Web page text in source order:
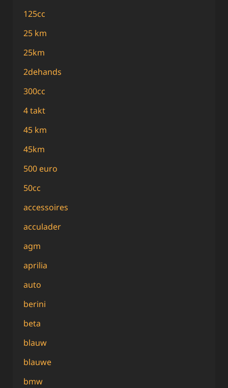
125cc
25 km
25km
2dehands
300cc
4 takt
45 km
45km
500 euro
50cc
accessoires
acculader
agm
aprilia
auto
berini
beta
blauw
blauwe
bmw